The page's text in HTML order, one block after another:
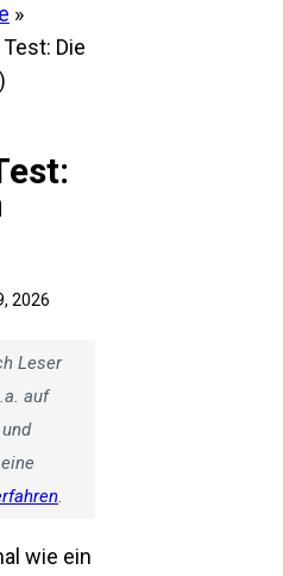
»
Die
2026
Leser
auf
.
wie ein